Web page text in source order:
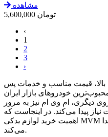
مشاهده
5,600,000 تومان
‹
1
2
3
›
بالا، قیمت مناسب و خدمات پس
خودروهای بازار ایران
دیگری، ام وی ام نیز به مرور
پیدا می‌کند. در اینجاست که
اهمیت خرید لوازم یدکی MVM با کیفیت و ارزان قیمت نمود پیدا
می‌کند.